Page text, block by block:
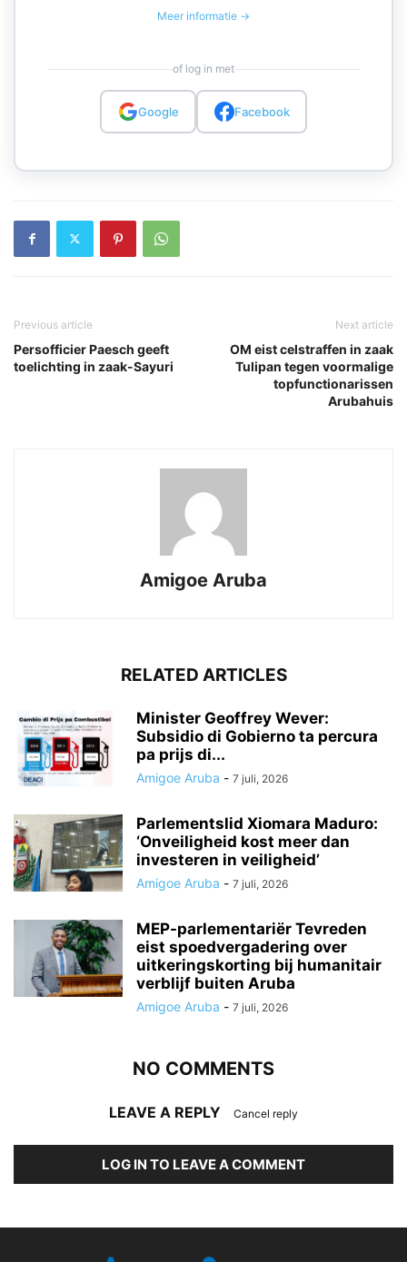
Meer informatie →
of log in met
Google Facebook
Previous article
Persofficier Paesch geeft
toelichting in zaak-Sayuri
Next article
OM eist celstraffen in zaak
Tulipan tegen voormalige
topfunctionarissen
Arubahuis
Amigoe Aruba
RELATED ARTICLES
Minister Geoffrey Wever:
Subsidio di Gobierno ta percura
pa prijs di...
Amigoe Aruba - 7 juli, 2026
Parlementslid Xiomara Maduro:
‘Onveiligheid kost meer dan
investeren in veiligheid’
Amigoe Aruba - 7 juli, 2026
MEP-parlementariër Tevreden
eist spoedvergadering over
uitkeringskorting bij humanitair
verblijf buiten Aruba
Amigoe Aruba - 7 juli, 2026
NO COMMENTS
LEAVE A REPLY Cancel reply
LOG IN TO LEAVE A COMMENT